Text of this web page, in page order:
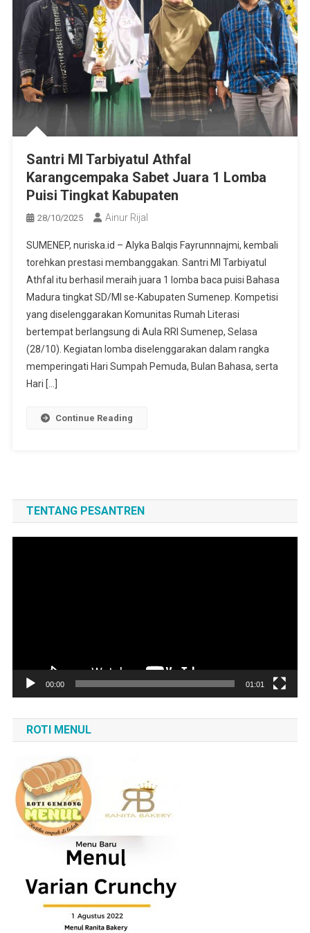
Santri MI Tarbiyatul Athfal
Karangcempaka Sabet Juara 1 Lomba
Puisi Tingkat Kabupaten
28/10/2025 Ainur Rijal
SUMENEP, nuriska.id – Alyka Balqis Fayrunnnajmi, kembali
torehkan prestasi membanggakan. Santri MI Tarbiyatul
Athfal itu berhasil meraih juara 1 lomba baca puisi Bahasa
Madura tingkat SD/MI se-Kabupaten Sumenep. Kompetisi
yang diselenggarakan Komunitas Rumah Literasi
bertempat berlangsung di Aula RRI Sumenep, Selasa
(28/10). Kegiatan lomba diselenggarakan dalam rangka
memperingati Hari Sumpah Pemuda, Bulan Bahasa, serta
Hari […]
Continue Reading
TENTANG PESANTREN
00:00 01:01
ROTI MENUL